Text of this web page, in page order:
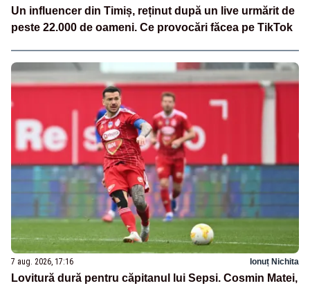
Un influencer din Timiș, reținut după un live urmărit de
peste 22.000 de oameni. Ce provocări făcea pe TikTok
7 aug. 2026, 17:16 Ionuț Nichita
Lovitură dură pentru căpitanul lui Sepsi. Cosmin Matei,